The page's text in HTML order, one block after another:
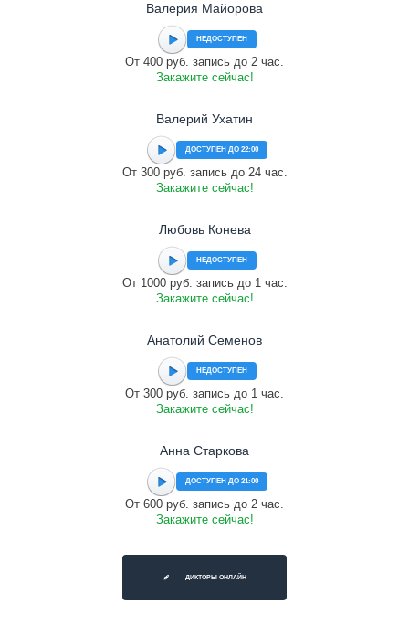
Валерия Майорова
НЕДОСТУПЕН
От 400 руб. запись до 2 час.
Закажите сейчас!
Валерий Ухатин
ДОСТУПЕН ДО 22:00
От 300 руб. запись до 24 час.
Закажите сейчас!
Любовь Конева
НЕДОСТУПЕН
От 1000 руб. запись до 1 час.
Закажите сейчас!
Анатолий Семенов
НЕДОСТУПЕН
От 300 руб. запись до 1 час.
Закажите сейчас!
Анна Старкова
ДОСТУПЕН ДО 21:00
От 600 руб. запись до 2 час.
Закажите сейчас!
ДИКТОРЫ ОНЛАЙН